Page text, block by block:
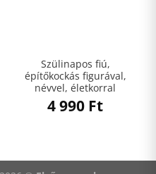
Szülinapos fiú,
építőkockás figurával,
névvel, életkorral
4 990 Ft